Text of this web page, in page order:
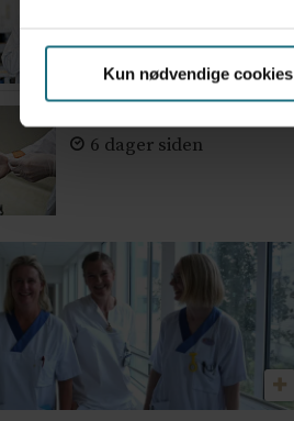
Kun nødvendige cookies
6 dager siden